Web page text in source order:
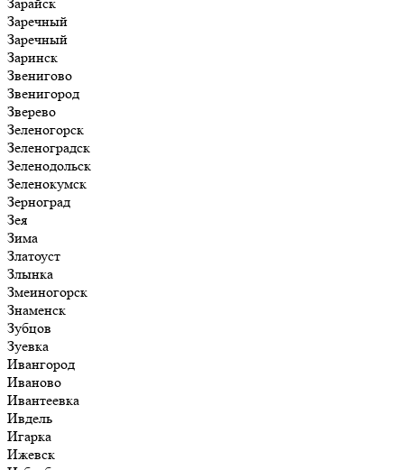
Заречный
Заречный
Заринск
Звенигово
Звенигород
Зверево
Зеленогорск
Зеленоградск
Зеленодольск
Зеленокумск
Зерноград
Зея
Зима
Златоуст
Злынка
Змеиногорск
Знаменск
Зубцов
Зуевка
Ивангород
Иваново
Ивантеевка
Ивдель
Игарка
Ижевск